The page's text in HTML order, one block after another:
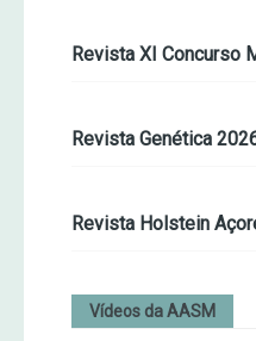
Revista XI Concurso
Revista Genética
Revista Holstein
Vídeos da AASM